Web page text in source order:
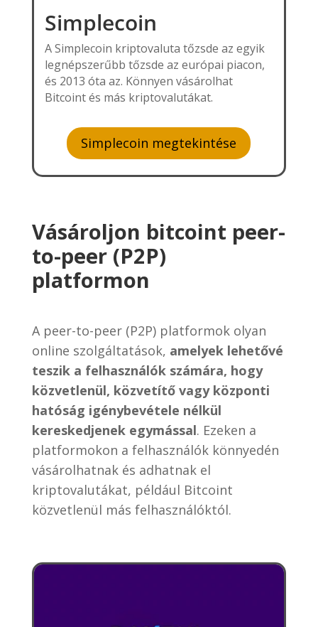
Simplecoin
A Simplecoin kriptovaluta tőzsde az egyik
legnépszerűbb tőzsde az európai piacon,
és 2013 óta az. Könnyen vásárolhat
Bitcoint és más kriptovalutákat.
Simplecoin megtekintése
Vásároljon bitcoint peer-
to-peer (P2P)
platformon
A peer-to-peer (P2P) platformok olyan
online szolgáltatások, amelyek lehetővé
teszik a felhasználók számára, hogy
közvetlenül, közvetítő vagy központi
hatóság igénybevétele nélkül
kereskedjenek egymással. Ezeken a
platformokon a felhasználók könnyedén
vásárolhatnak és adhatnak el
kriptovalutákat, például Bitcoint
közvetlenül más felhasználóktól.